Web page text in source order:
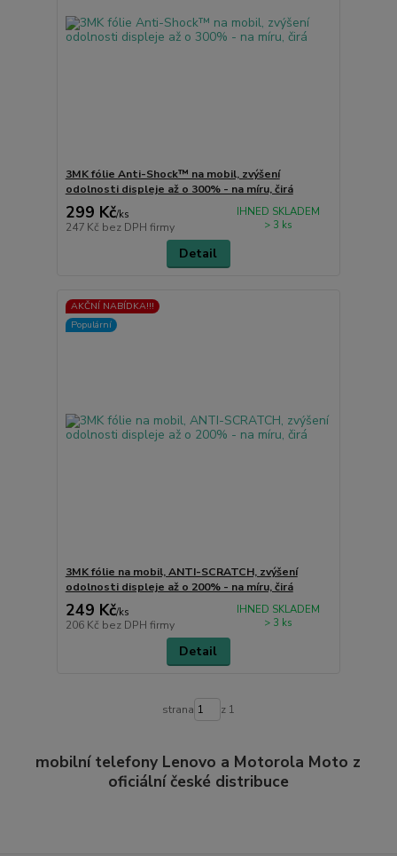
3MK fólie Anti-Shock™ na mobil, zvýšení
odolnosti displeje až o 300% - na míru, čirá
299 Kč/ks
247 Kč bez DPH firmy
IHNED SKLADEM
> 3 ks
Detail
AKČNÍ NABÍDKA!!!
Populární
3MK fólie na mobil, ANTI-SCRATCH, zvýšení
odolnosti displeje až o 200% - na míru, čirá
249 Kč/ks
206 Kč bez DPH firmy
IHNED SKLADEM
> 3 ks
Detail
strana z 1
mobilní telefony Lenovo a Motorola Moto z
oficiální české distribuce